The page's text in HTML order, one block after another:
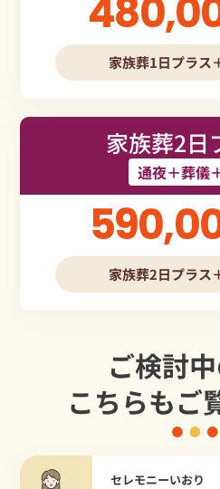
家族葬1日プラス
家族葬2日
通夜＋葬儀
家族葬2日プラス
ご検討
こちらもご
セレモニーいおり